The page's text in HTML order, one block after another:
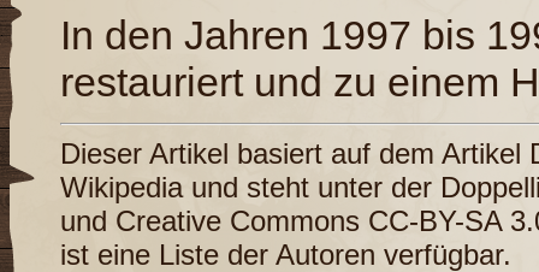
In den Jahren 1997 bis
restauriert und zu einem
Dieser Artikel basiert auf dem Artikel
Wikipediaund steht unter der
und Creative Commons CC-BY-SA
ist eine Liste der Autoren verfügbar.